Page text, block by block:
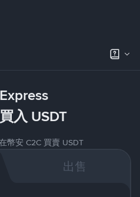
入 USDT
幣安 C2C 買賣 USDT
出售